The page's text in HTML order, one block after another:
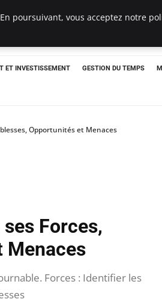
ET INVESTISSEMENT GESTION DU TEMPS
Opportunités et Menaces
Forces,
Menaces
Forces : Identifier les
poursuivant, vous acceptez notre